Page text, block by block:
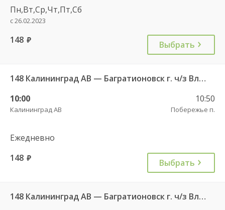
Пн,Вт,Ср,Чт,Пт,Сб
с 26.02.2023
148 руб. Выбрать
148 Калининград АВ — Багратионовск г. ч/з Владимирово п., Славское п., Долгоруково п.
10:00
Калининград АВ
10:50
Побережье п.
Ежедневно
148 руб. Выбрать
148 Калининград АВ — Багратионовск г. ч/з Владимирово п., Славское п., Долгоруково п.